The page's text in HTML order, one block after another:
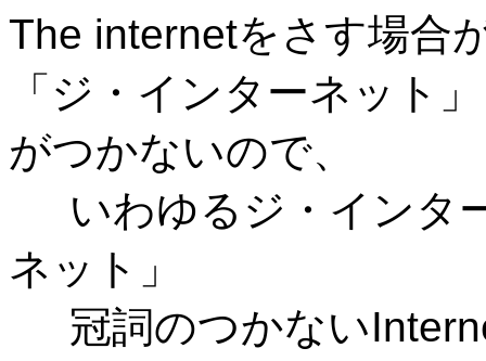
The internetをさす場合
「ジ・インターネット
がつかないので、
いわゆるジ・インタ
ネット」
冠詞のつかない